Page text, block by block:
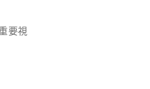
要視